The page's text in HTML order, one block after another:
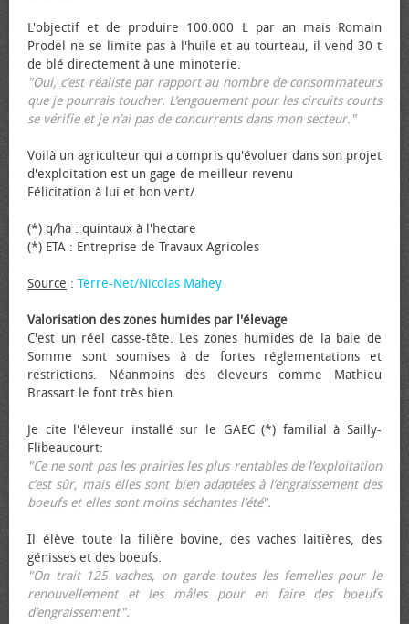
L'objectif et de produire 100.000 L par an mais Romain
Prodel ne se limite pas à l'huile et au tourteau, il vend 30 t
de blé directement à une minoterie.
"Oui, c’est réaliste par rapport au nombre de consommateurs
que je pourrais toucher. L’engouement pour les circuits courts
se vérifie et je n’ai pas de concurrents dans mon secteur."
Voilà un agriculteur qui a compris qu'évoluer dans son projet
d'exploitation est un gage de meilleur revenu
Félicitation à lui et bon vent/
(*) q/ha : quintaux à l'hectare
(*) ETA : Entreprise de Travaux Agricoles
Source : Terre-Net/Nicolas Mahey
Valorisation des zones humides par l'élevage
C'est un réel casse-tête. Les zones humides de la baie de
Somme sont soumises à de fortes réglementations et
restrictions. Néanmoins des éleveurs comme Mathieu
Brassart le font très bien.
Je cite l'éleveur installé sur le GAEC (*) familial à Sailly-
Flibeaucourt:
"Ce ne sont pas les prairies les plus rentables de l’exploitation
c’est sûr, mais elles sont bien adaptées à l’engraissement des
bœufs et elles sont moins séchantes l’été".
Il élève toute la filière bovine, des vaches laitières, des
génisses et des bœufs.
"On trait 125 vaches, on garde toutes les femelles pour le
renouvellement et les mâles pour en faire des bœufs
d’engraissement".